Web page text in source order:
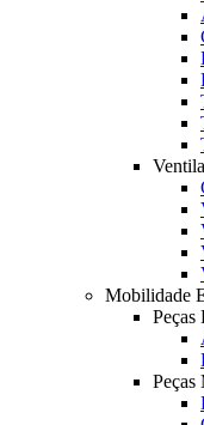
Mobilidade
Peças
Peças